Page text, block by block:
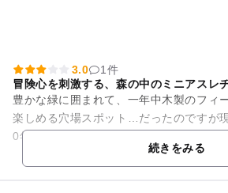
3.0
1件
冒険心を刺激する、森の中のミニアスレ
豊かな緑に囲まれて、一年中木製のフィ
楽しめる穴場スポット…だったのですが
0年11月15日現在）が撤去済みに。現在
続きをみる